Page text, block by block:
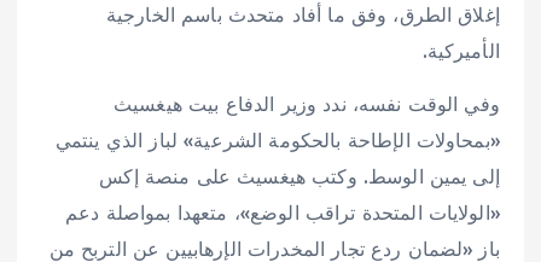
إغلاق الطرق، وفق ما أفاد متحدث باسم الخارجية
الأميركية.
وفي الوقت نفسه، ندد وزير الدفاع بيت هيغسيث
«بمحاولات الإطاحة بالحكومة الشرعية» لباز الذي ينتمي
إلى يمين الوسط. وكتب هيغسيث على منصة إكس
«الولايات المتحدة تراقب الوضع»، متعهدا بمواصلة دعم
باز «لضمان ردع تجار المخدرات الإرهابيين عن التربح من